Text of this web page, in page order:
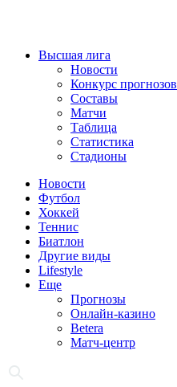
Высшая лига
Новости
Конкурс прогнозов
Составы
Матчи
Таблица
Статистика
Стадионы
Новости
Футбол
Хоккей
Теннис
Биатлон
Другие виды
Lifestyle
Еще
Прогнозы
Онлайн-казино
Betera
Матч-центр